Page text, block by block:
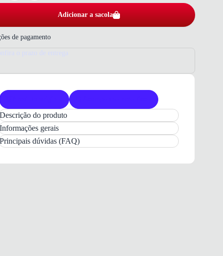
Adicionar a sacola
de pagamento
o prazo de entrega
do produto
Blusa Térmica Kappa Infantil
paraTreinoe Atividades. Conforto térmico com
OBlusa Térmica Kappa Grip Infantilé a
gerais
dúvidas (FAQ)